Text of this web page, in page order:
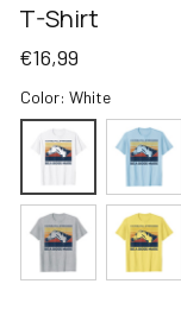
T-Shirt
€16,99
Color: White